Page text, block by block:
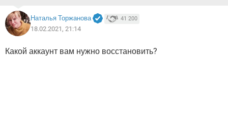
Наталья Торжанова 41 200
18.02.2021, 21:14
Какой аккаунт вам нужно восстановить?